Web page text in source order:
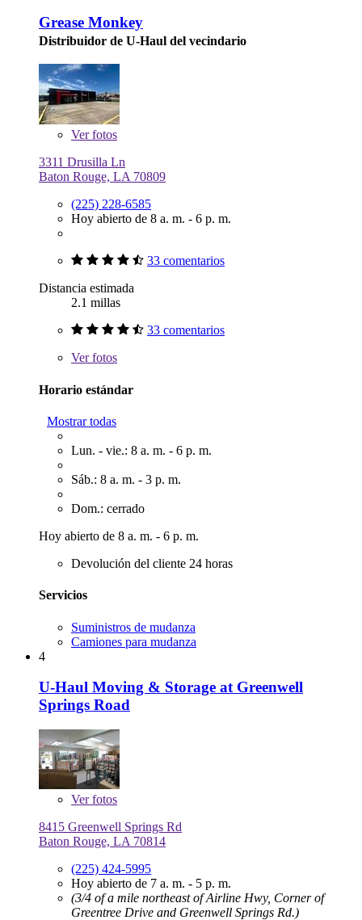
Grease Monkey
Distribuidor de U-Haul del vecindario
Verfotos
3311 Drusilla Ln
Baton Rouge, LA 70809
(225) 228-6585
Hoy abierto de 8 a. m. - 6 p. m.
33 comentarios
Distancia estimada
2.1 millas
33 comentarios
Verfotos
Horario estándar
Mostrar todas
Lun. - vie.: 8 a. m. - 6 p. m.
Sáb.: 8 a. m. - 3 p. m.
Dom.: cerrado
Hoy abierto de 8 a. m. - 6 p. m.
Devolución del cliente 24 horas
Servicios
Suministros de mudanza
Camiones para mudanza
4
U-Haul Moving & Storage at Greenwell
Springs Road
Verfotos
8415 Greenwell Springs Rd
Baton Rouge, LA 70814
(225) 424-5995
Hoy abierto de 7 a. m. - 5 p. m.
(3/4 of a mile northeast of Airline Hwy, Corner of
Greentree Drive and Greenwell Springs Rd.)